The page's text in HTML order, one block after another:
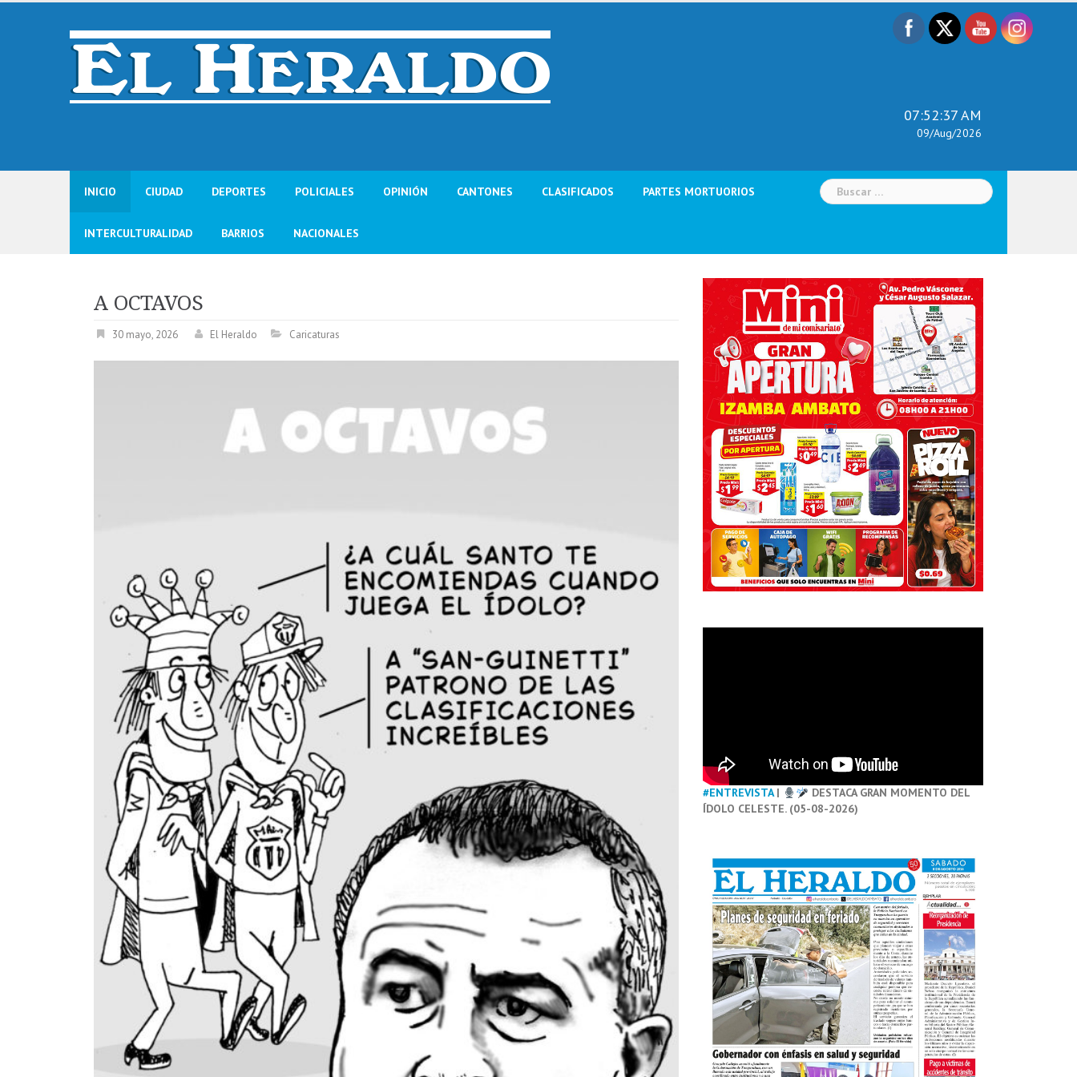
Skip
07:52:38 AM
09/Aug/2026
INICIO CIUDAD DEPORTES POLICIALES OPINIÓN CANTONES CLASIFICADOS PARTES MORTUORIOS
INTERCULTURALIDAD BARRIOS NACIONALES
Buscar:
A OCTAVOS
30 mayo, 2026 El Heraldo Caricaturas
#ENTREVISTA|
DESTACA GRAN MOMENTO DEL
ÍDOLO CELESTE. (05-08-2026)